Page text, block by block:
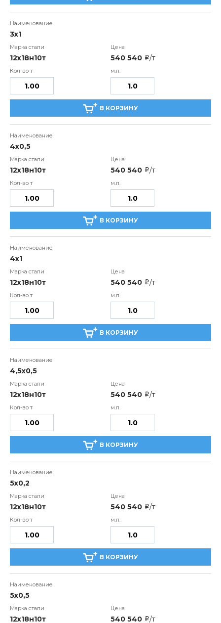
3х1
12х18н10т 540 540 i/т
В КОРЗИНУ
4х0,5
12х18н10т 540 540 i/т
В КОРЗИНУ
4х1
12х18н10т 540 540 i/т
В КОРЗИНУ
4,5х0,5
12х18н10т 540 540 i/т
В КОРЗИНУ
5х0,2
12х18н10т 540 540 i/т
В КОРЗИНУ
5х0,5
12х18н10т 540 540 i/т